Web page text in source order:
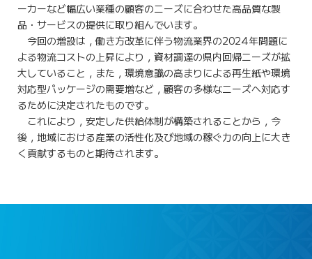
ーカーなど幅広い業種の顧客のニーズに合わせた高品質な製
品・サービスの提供に取り組んでいます。
今回の増設は，働き方改革に伴う物流業界の2024年問題に
よる物流コストの上昇により，資材調達の県内回帰ニーズが拡
大していること，また，環境意識の高まりによる再生紙や環境
対応型パッケージの需要増など，顧客の多様なニーズへ対応す
るために決定されたものです。
これにより，安定した供給体制が構築されることから，今
後，地域における産業の活性化及び地域の稼ぐ力の向上に大き
く貢献するものと期待されます。